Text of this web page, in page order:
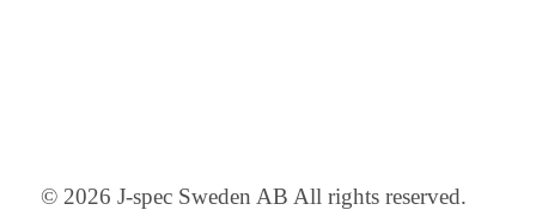
© 2026 J-spec Sweden AB All rights reserved.